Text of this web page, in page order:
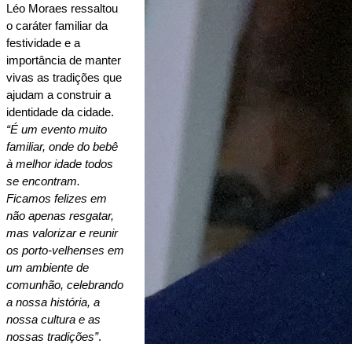
Léo Moraes ressaltou
o caráter familiar da
festividade e a
importância de manter
vivas as tradições que
ajudam a construir a
identidade da cidade.
“É um evento muito
familiar, onde do bebê
à melhor idade todos
se encontram.
Ficamos felizes em
não apenas resgatar,
mas valorizar e reunir
os porto-velhenses em
um ambiente de
comunhão, celebrando
a nossa história, a
nossa cultura e as
nossas tradições”.